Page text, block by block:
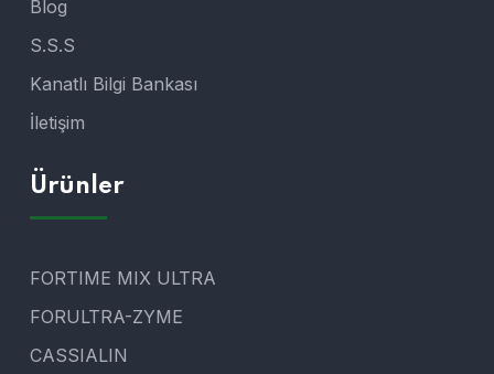
Blog
S.S.S
Kanatlı Bilgi Bankası
İletişim
Ürünler
FORTIME MIX ULTRA
FORULTRA-ZYME
CASSIALIN